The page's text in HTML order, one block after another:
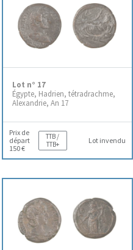
Lot n° 17
Égypte, Hadrien, tétradrachme,
Alexandrie, An 17
Prix de
départ
150 €
TTB /
TTB+
Lot invendu